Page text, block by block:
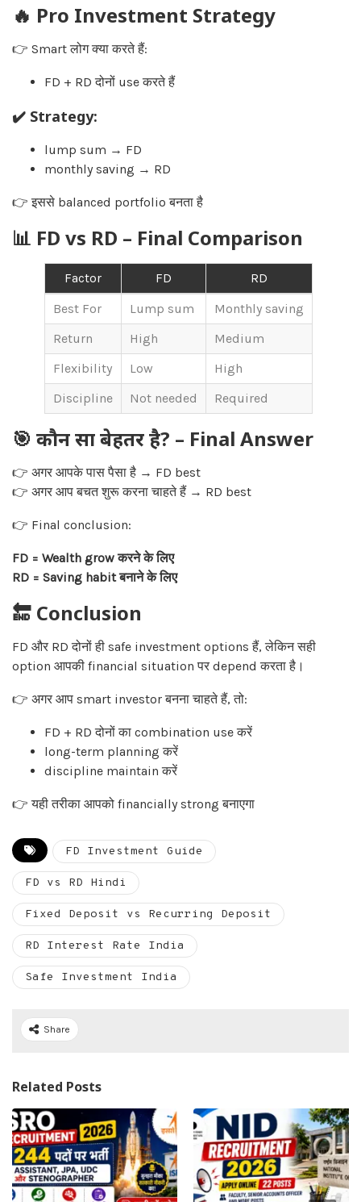
🔥 Pro Investment Strategy
👉 Smart लोग क्या करते हैं:
FD + RD दोनों use करते हैं
✔️ Strategy:
lump sum → FD
monthly saving → RD
👉 इससे balanced portfolio बनता है
📊 FD vs RD – Final Comparison
Factor FD
RD
Best For
Lump sum
Monthly saving
Return
High
Medium
Flexibility
Low
High
Discipline
Not needed Required
🎯 कौन सा बेहतर है? – Final Answer
👉 अगर आपके पास पैसा है → FD best
👉 अगर आप बचत शुरू करना चाहते हैं → RD best
👉 Final conclusion:
FD = Wealth grow करने के लिए
RD = Saving habit बनाने के लिए
🔚 Conclusion
FD और RD दोनों ही safe investment options हैं, लेकिन सही
option आपकी financial situation पर depend करता है।
👉 अगर आप smart investor बनना चाहते हैं, तो:
FD + RD दोनों का combination use करें
long-term planning करें
discipline maintain करें
👉 यही तरीका आपको financially strong बनाएगा
FD Investment Guide
FD vs RD Hindi
Fixed Deposit vs Recurring Deposit
RD Interest Rate India
Safe Investment India
Share
Related Posts